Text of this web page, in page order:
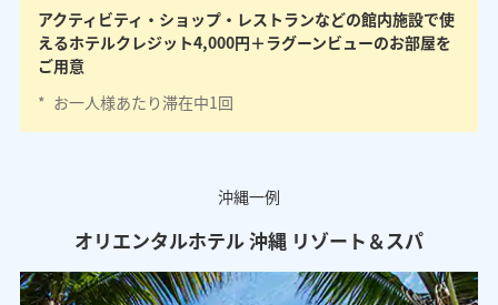
アクティビティ・ショップ・レストランなどの館内施設で使
えるホテルクレジット4,000円＋ラグーンビューのお部屋を
ご用意
* お一人様あたり滞在中1回
沖縄一例
オリエンタルホテル 沖縄 リゾート＆スパ